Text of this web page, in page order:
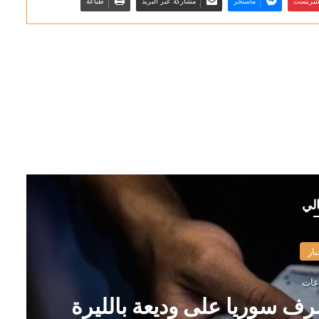
سوريا على وديعة بالليرة